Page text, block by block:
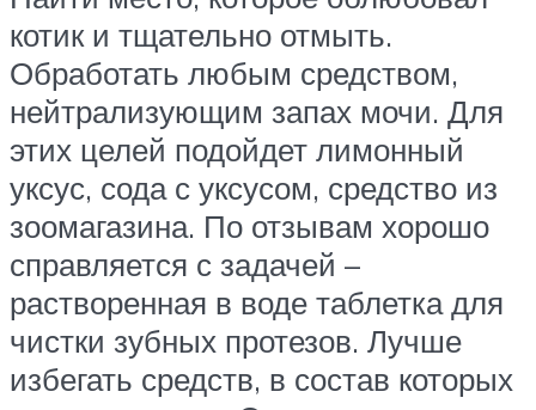
котик и тщательно отмыть.
Обработать любым средством,
нейтрализующим запах мочи. Для
этих целей подойдет лимонный
уксус, сода с уксусом, средство из
зоомагазина. По отзывам хорошо
справляется с задачей –
растворенная в воде таблетка для
чистки зубных протезов. Лучше
избегать средств, в состав которых